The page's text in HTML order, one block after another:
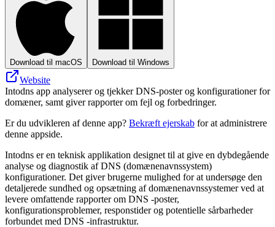
Download til macOS Download til Windows
Website
Intodns app analyserer og tjekker DNS-poster og konfigurationer for
domæner, samt giver rapporter om fejl og forbedringer.
Er du udvikleren af denne app? Bekræft ejerskab for at administrere
denne appside.
Intodns er en teknisk applikation designet til at give en dybdegående
analyse og diagnostik af DNS (domænenavnssystem)
konfigurationer. Det giver brugerne mulighed for at undersøge den
detaljerede sundhed og opsætning af domænenavnssystemer ved at
levere omfattende rapporter om DNS -poster,
konfigurationsproblemer, responstider og potentielle sårbarheder
forbundet med DNS -infrastruktur.